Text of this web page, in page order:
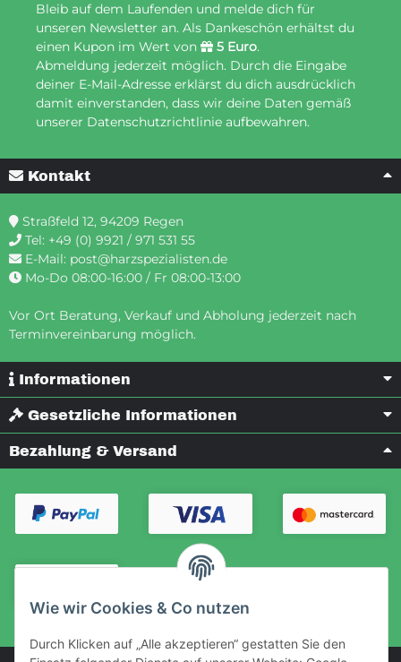
Wie wir Cookies & Co nutzen
Durch Klicken auf „Alle akzeptieren“ gestatten Sie den
Bleib auf dem Laufenden und melde dich für
unseren Newsletter an. Als Dankeschön erhältst du
einen Kupon im Wert von
5 Euro.
Abmeldung jederzeit möglich. Durch die Eingabe
deiner E-Mail-Adresse erklärst du dich ausdrücklich
damit einverstanden, dass wir deine Daten gemäß
unserer Datenschutzrichtlinie aufbewahren.
Kontakt
Straßfeld 12, 94209 Regen
Tel: +49 (0) 9921 / 971 531 55
E-Mail: post@harzspezialisten.de
Mo-Do 08:00-16:00 / Fr 08:00-13:00
Vor Ort Beratung, Verkauf und Abholung jederzeit nach
Terminvereinbarung möglich.
Informationen
Gesetzliche Informationen
Bezahlung & Versand